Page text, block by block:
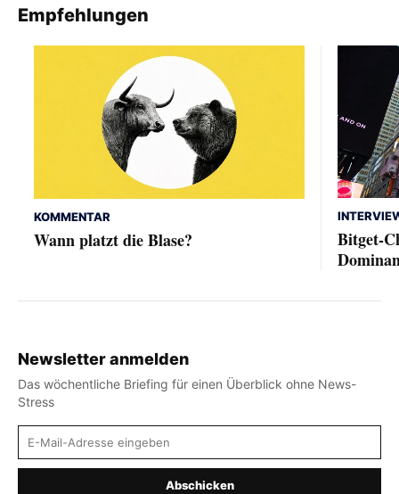
Empfehlungen
KOMMENTAR
Wann platzt die Blase?
Bitget-
Newsletter anmelden
Das wöchentliche Briefing für einen Überblick ohne News-
Stress
E-Mail-Adresse
Abschicken